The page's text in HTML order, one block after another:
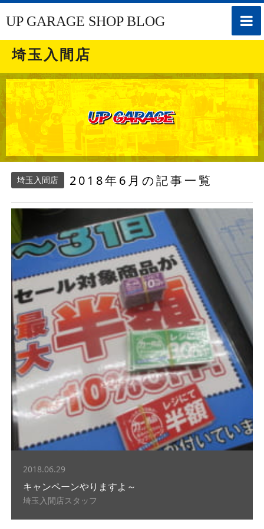
toggle
UP GARAGE SHOP BLOG
埼玉入間店
埼玉入間店 2018年6月の記事一覧
2018.06.29
キャンペーンやりますよ～
埼玉入間店スタッフ